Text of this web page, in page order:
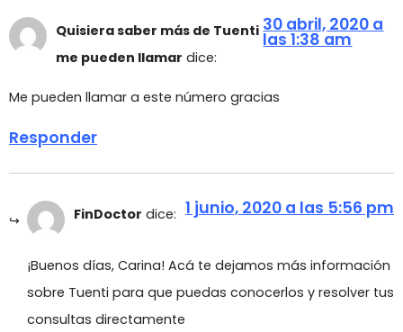
Quisiera saber más de Tuenti
me pueden llamar dice:
30 abril, 2020 a
las 1:38 am
Me pueden llamar a este número gracias
Responder
FinDoctor dice: 1 junio, 2020 a las 5:56 pm
¡Buenos días, Carina! Acá te dejamos más información
sobre Tuenti para que puedas conocerlos y resolver tus
consultas directamente